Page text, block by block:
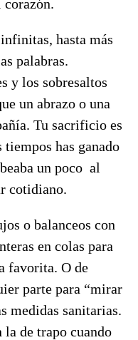
corazón.
hasta más
palabras.
y los sobresaltos
un abrazo o una
Tu sacrificio es
has ganado
un poco al
cotidiano.
o balanceos con
en colas para
favorita. O de
parte para “mirar
medidas sanitarias.
de trapo cuando